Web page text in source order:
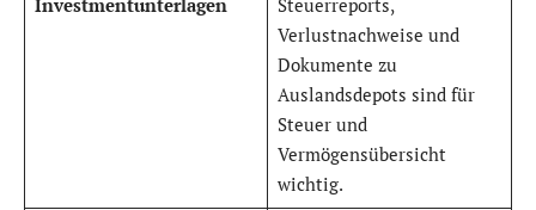
Investmentunterlagen
Steuerreports,
Verlustnachweise und
Dokumente zu
Auslandsdepots sind für
Steuer und
Vermögensübersicht
wichtig.